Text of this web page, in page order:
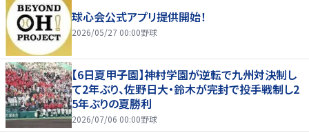
球心会公式アプリ提供開始！
2026/05/27 00:00野球
【6日夏甲子園】神村学園が逆転で九州対決制し
て2年ぶり、佐野日大・鈴木が完封で投手戦制し2
5年ぶりの夏勝利
2026/07/06 00:00野球